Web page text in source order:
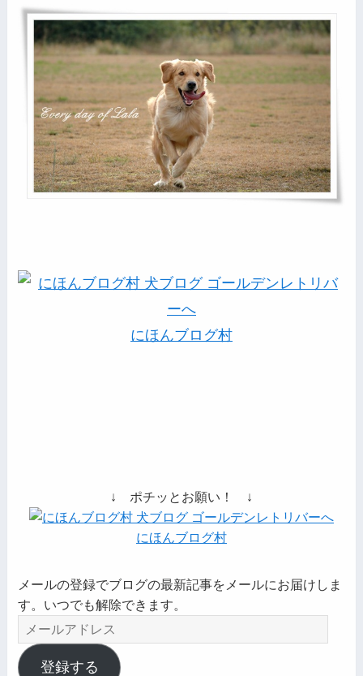
にほんブログ村
↓ ポチッとお願い！ ↓
にほんブログ村
メールの登録でブログの最新記事をメールにお届けしま
す。いつでも解除できます。
ー
ル
登録する